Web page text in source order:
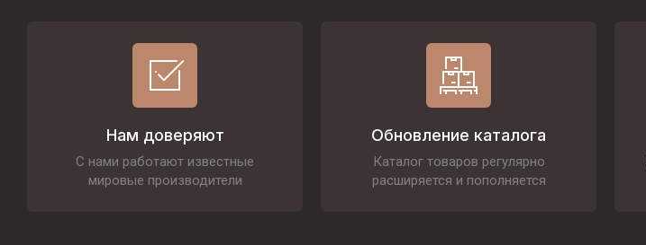
Нам доверяют
С нами работают известные
мировые производители
Обновление каталога
Каталог товаров регулярно
расширяется и пополняется